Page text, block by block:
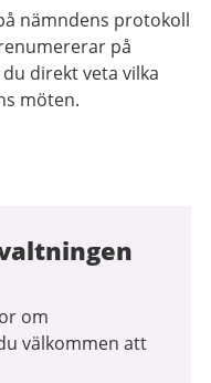
nämndens protokoll
på
direkt veta vilka
möten.
om
välkommen att